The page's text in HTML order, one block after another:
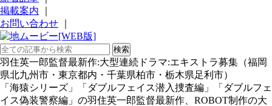
掲載案内
お問い合わせ
羽住英一郎監督最新作:大型連続ドラマ:エキストラ募集（福岡
県北九州市・東京都内・千葉県柏市・栃木県足利市）
「海猿シリーズ」「ダブルフェイス潜入捜査編」「ダブルフェ
イス偽装警察編」の羽住英一郎監督最新作、ROBOT制作の大